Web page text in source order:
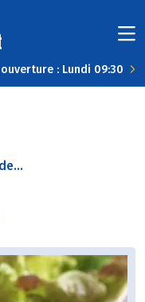
: Lundi 09:30